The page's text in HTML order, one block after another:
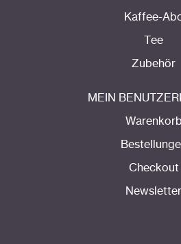
Kaffee-
Tee
Zubehör
MEIN
Warenkorb
Checkout
Newsletter